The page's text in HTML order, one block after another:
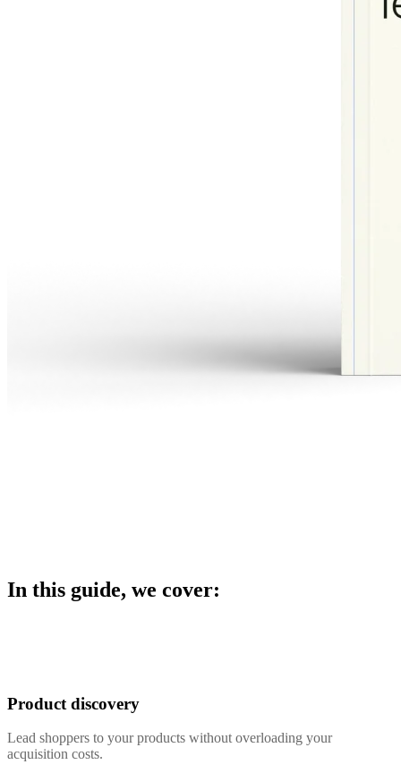
In this guide, we cover:
Product discovery
Lead shoppers to your products without overloading your
acquisition costs.